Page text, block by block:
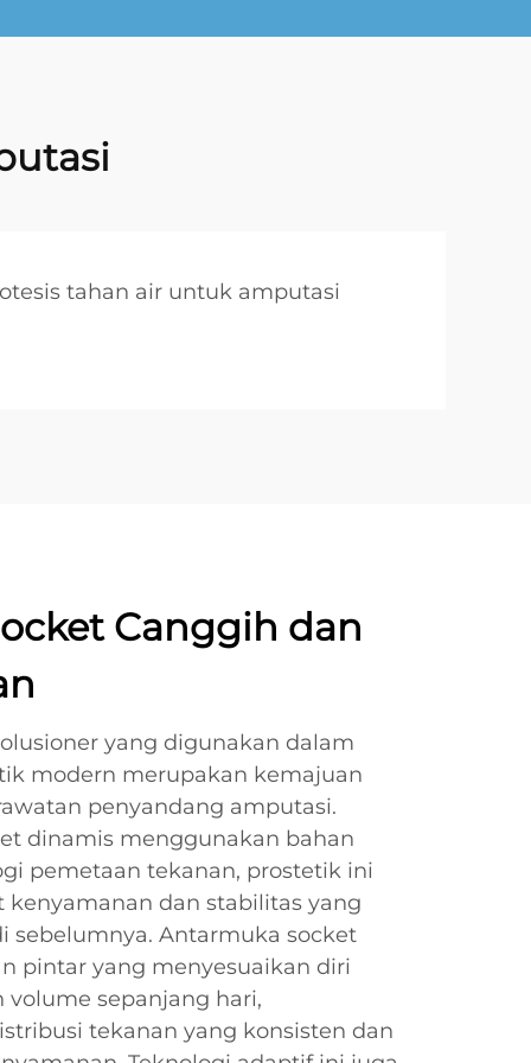
tahan air untuk amputasi
Canggih dan
yang digunakan dalam
modern merupakan kemajuan
penyandang amputasi.
dinamis menggunakan bahan
pemetaan tekanan, prostetik ini
dan stabilitas yang
sebelumnya. Antarmuka socket
pintar yang menyesuaikan diri
sepanjang hari,
tekanan yang konsisten dan